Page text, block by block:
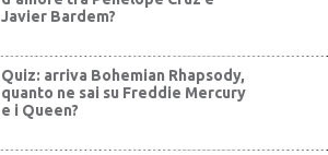
Javier Bardem?
Quiz: arriva Bohemian Rhapsody,
quanto ne sai su Freddie Mercury
e i Queen?